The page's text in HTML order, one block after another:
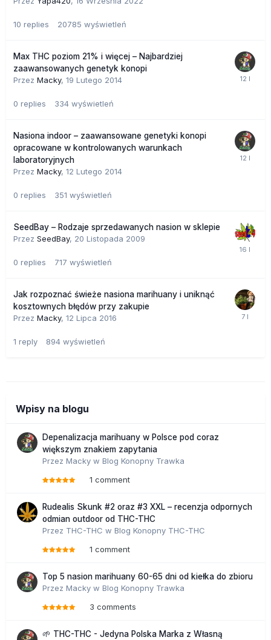
10 replies 20785 wyświetleń
Max THC poziom 21% i więcej – Najbardziej
zaawansowanych genetyk konopi
Przez Macky, 19 Lutego 2014
0 replies 334 wyświetleń
Nasiona indoor – zaawansowane genetyki konopi
opracowane w kontrolowanych warunkach
laboratoryjnych
Przez Macky, 12 Lutego 2014
0 replies 351 wyświetleń
SeedBay – Rodzaje sprzedawanych nasion w sklepie
Przez SeedBay, 20 Listopada 2009
0 replies 717 wyświetleń
Jak rozpoznać świeże nasiona marihuany i uniknąć
kosztownych błędów przy zakupie
Przez Macky, 12 Lipca 2016
1 reply 894 wyświetleń
Wpisy na blogu
Depenalizacja marihuany w Polsce pod coraz
większym znakiem zapytania
Przez Macky w Blog Konopny Trawka
1 comment
Rudealis Skunk #2 oraz #3 XXL – recenzja odpornych
odmian outdoor od THC-THC
Przez THC-THC w Blog Konopny THC-THC
1 comment
Top 5 nasion marihuany 60-65 dni od kiełka do zbioru
Przez Macky w Blog Konopny Trawka
3 comments
🌱 THC-THC - Jedyna Polska Marka z Własną